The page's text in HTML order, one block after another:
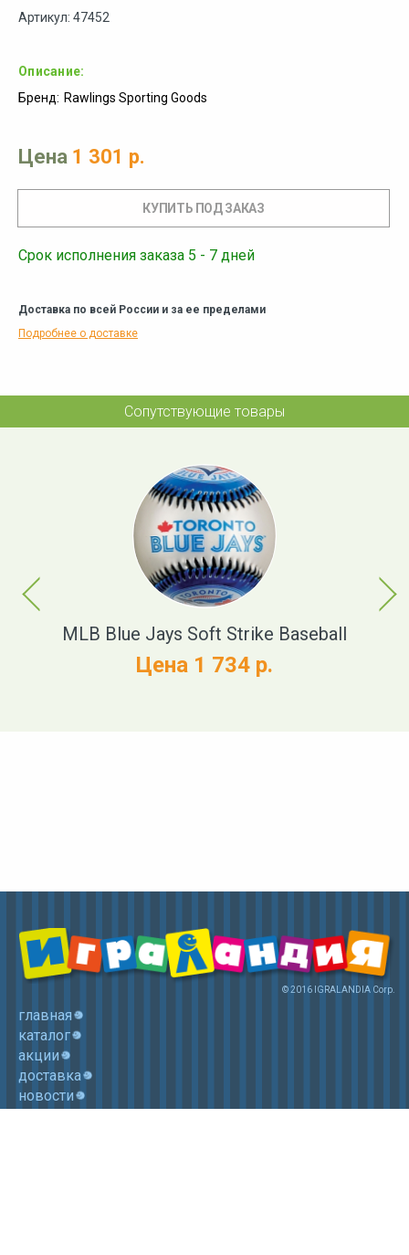
Артикул: 47452
Описание:
Бренд: Rawlings Sporting Goods
Цена 1 301 р.
Срок исполнения заказа 5 - 7 дней
Доставка по всей России и за ее пределами
Подробнее о доставке
Сопутствующие товары
Previous
MLB Blue Jays Soft Strike Baseball
Цена 1 734 р.
Next
© 2016 IGRALANDIA Corp.
главная
каталог
акции
доставка
новости